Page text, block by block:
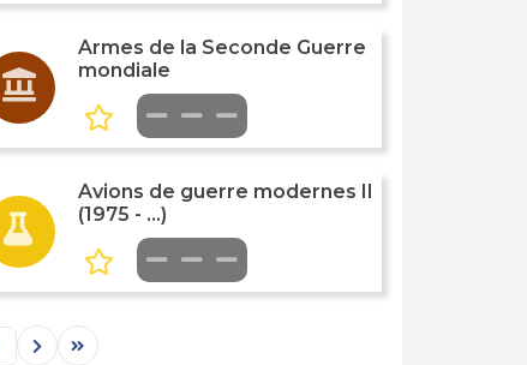
Armes de la Seconde Guerre
mondiale
Avions de guerre modernes II
(1975 - ...)